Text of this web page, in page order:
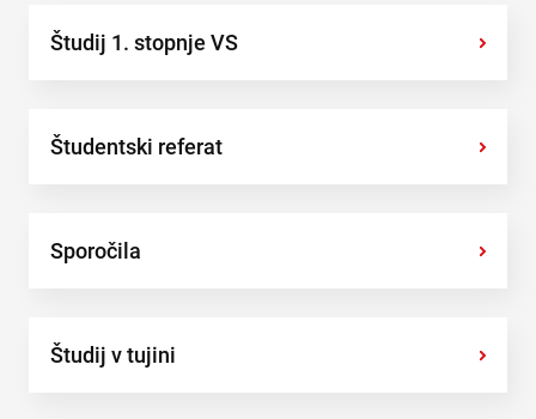
Študij 1. stopnje VS ›
Študentski referat ›
Sporočila ›
Študij v tujini ›